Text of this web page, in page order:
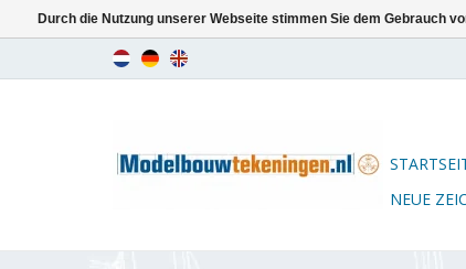
NEUE
Durch die Nutzung unserer Webseite stimmen Sie dem Gebrauch